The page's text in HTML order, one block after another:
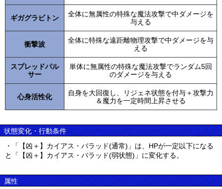
ギガグラビトン
全体に無属性の特殊な魔法攻撃で中ダメージを
与える
衝撃波
全体に特殊な遠距離物理攻撃で中ダメージを与
える
スプレッドパル
サー
単体に無属性の特殊な魔法攻撃でランダム5回
のダメージを与える
心身活性化
自身を大回復し、リジェネ状態を付与＋攻撃力
＆魔力を一定時間上昇させる
状態変化・行動条件
・「【凶＋】カイアス・バラッド(通常)」は、HPが一定以下になる
と「【凶＋】カイアス・バラッド(弱状態)」に変化する。
属性